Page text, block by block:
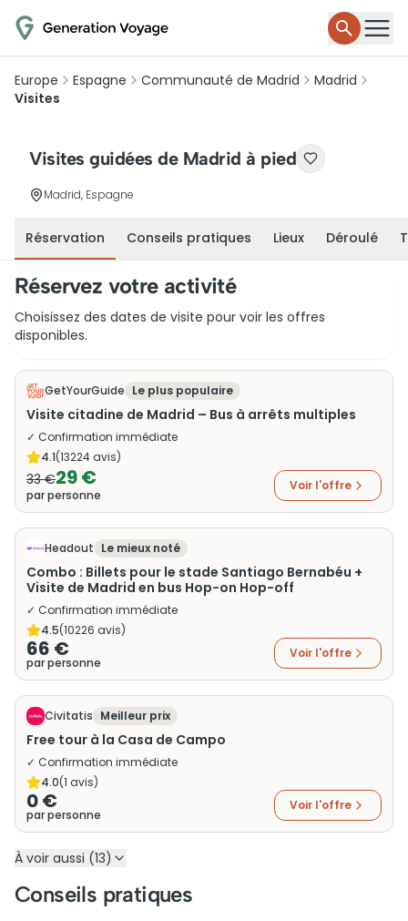
Europe Espagne Communauté de Madrid
Madrid
Visites
Visites guidées de Madrid à pied
Madrid, Espagne
Réservation Conseils pratiques Lieux Déroulé
Réservez votre activité
Choisissez des dates de visite pour voir les offres
disponibles.
GetYourGuide Le plus populaire
Visite citadine de Madrid – Bus à arrêts multiples
✓ Confirmation immédiate
4.1(13224avis)
33 €29 €
par personne
Voir l'offre
Headout Le mieux noté
Combo : Billets pour le stade Santiago Bernabéu +
Visite de Madrid en bus Hop-on Hop-off
✓ Confirmation immédiate
4.5(10226 avis)
66 €
par personne
Voir l'offre
Civitatis Meilleur prix
Free tour à la Casa de Campo
✓ Confirmation immédiate
4.0(1 avis)
0 €
par personne
Voir l'offre
À voir aussi (13)
Conseils pratiques